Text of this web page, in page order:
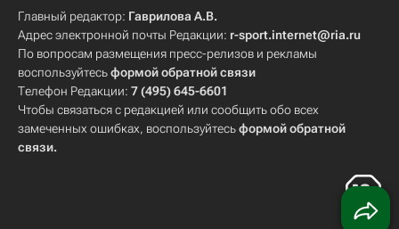
Главный редактор: Гаврилова А.В.
Адрес электронной почты Редакции: r-sport.internet@ria.ru
По вопросам размещения пресс-релизов и рекламы
воспользуйтесьформой обратной связи
Телефон Редакции: 7 (495) 645-6601
Чтобы связаться с редакцией или сообщить обо всех
замеченных ошибках, воспользуйтесьформой обратной
связи.